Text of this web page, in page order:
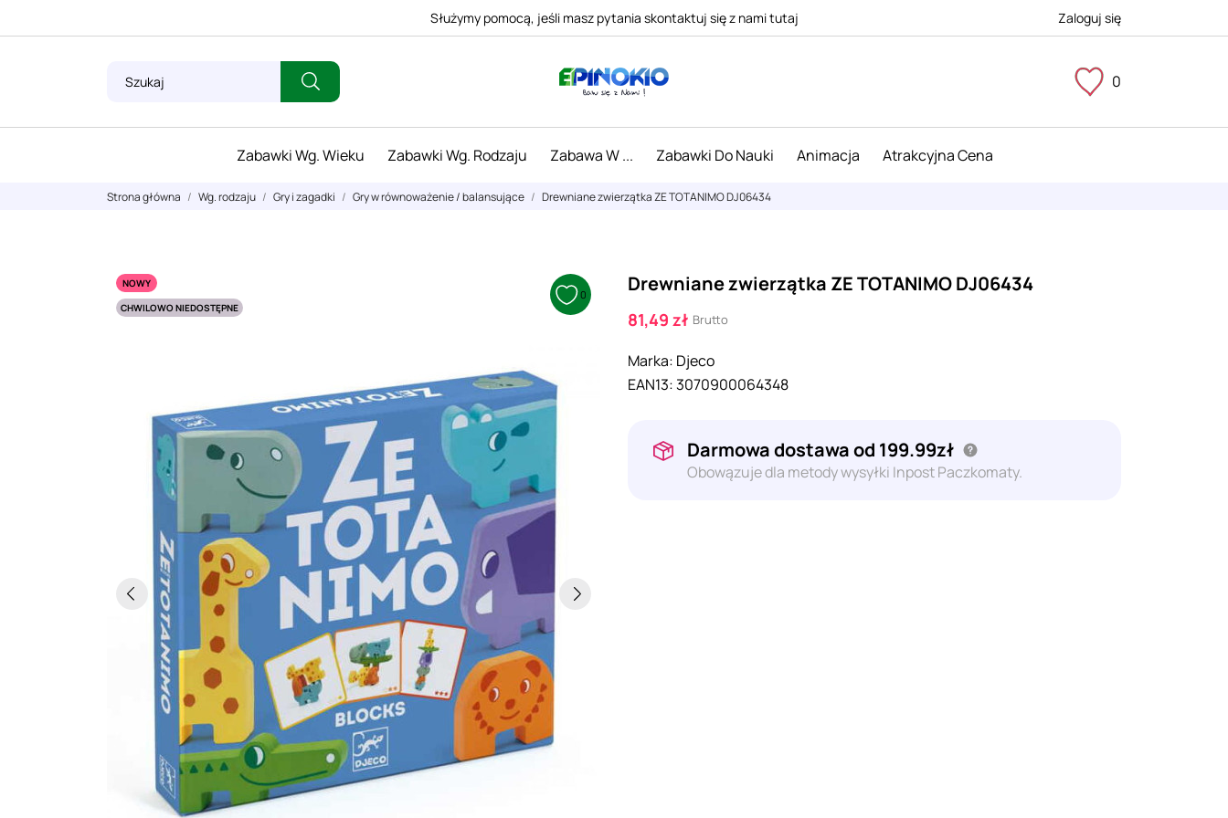
Służymy pomocą, jeśli masz pytania skontaktuj się z nami tutaj Zaloguj się
0
Zabawki Wg. Wieku Zabawki Wg. Rodzaju Zabawa W ... Zabawki Do Nauki Animacja Atrakcyjna Cena
Strona główna Wg. rodzaju Gry i zagadki Gry w równoważenie / balansujące Drewniane zwierzątka ZE TOTANIMO DJ06434
NOWY
CHWILOWO NIEDOSTĘPNE
0 Drewniane zwierzątka ZE TOTANIMO DJ06434
81,49 zł Brutto
Marka: Djeco
EAN13:3070900064348
Darmowa dostawa od 199.99zł
Obowązuje dla metody wysyłki Inpost Paczkomaty.